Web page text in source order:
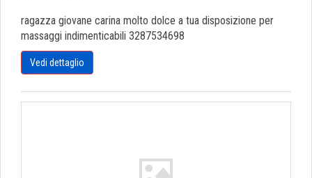
ragazza giovane carina molto dolce a tua disposizione per
massaggi indimenticabili 3287534698
Vedi dettaglio